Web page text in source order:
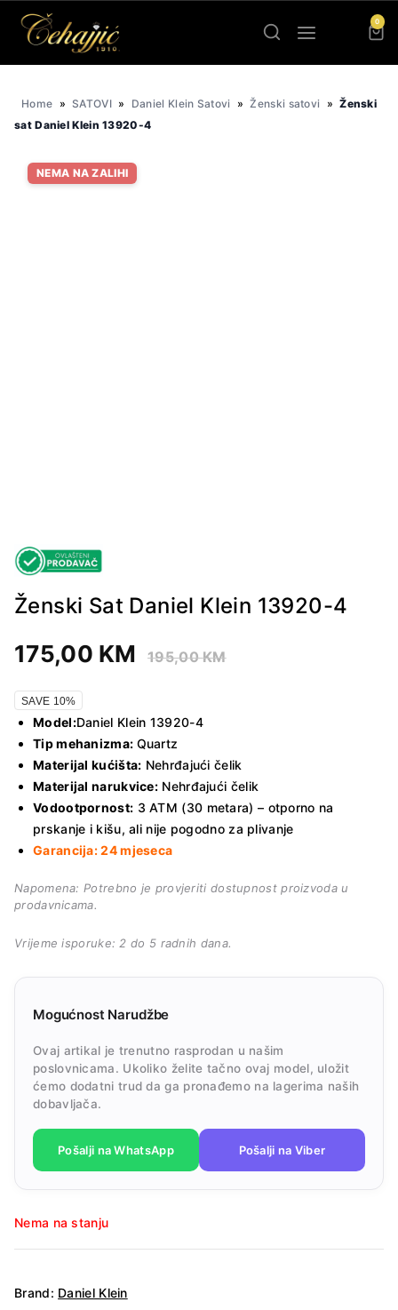
0
Home » SATOVI » Daniel Klein Satovi » Ženski satovi » Ženski
sat Daniel Klein 13920-4
NEMA NA ZALIHI
Ženski Sat Daniel Klein 13920-4
175,00 KM 195,00KM
SAVE 10%
Model:Daniel Klein 13920-4
Tip mehanizma: Quartz
Materijal kućišta: Nehrđajući čelik
Materijal narukvice: Nehrđajući čelik
Vodootpornost: 3 ATM (30 metara) – otporno na
prskanje i kišu, ali nije pogodno za plivanje
Garancija: 24 mjeseca
Napomena: Potrebno je provjeriti dostupnost proizvoda u
prodavnicama.
Vrijeme isporuke: 2 do 5 radnih dana.
Mogućnost Narudžbe
Ovaj artikal je trenutno rasprodan u našim
poslovnicama. Ukoliko želite tačno ovaj model, uložit
ćemo dodatni trud da ga pronađemo na lagerima naših
dobavljača.
Pošalji na WhatsApp Pošalji na Viber
Nema na stanju
Brand: Daniel Klein